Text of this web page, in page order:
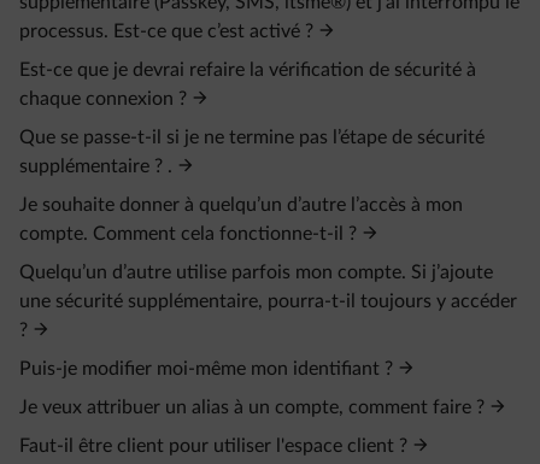
processus. Est-ce que c’est activé ?
Est-ce que je devrai refaire la vérification de sécurité à
chaque connexion ?
Que se passe-t-il si je ne termine pas l’étape de sécurité
supplémentaire ? .
Je souhaite donner à quelqu’un d’autre l’accès à mon
compte. Comment cela fonctionne-t-il ?
Quelqu’un d’autre utilise parfois mon compte. Si j’ajoute
une sécurité supplémentaire, pourra-t-il toujours y accéder
?
Puis-je modifier moi-même mon identifiant ?
Je veux attribuer un alias à un compte, comment faire ?
Faut-il être client pour utiliser l'espace client ?